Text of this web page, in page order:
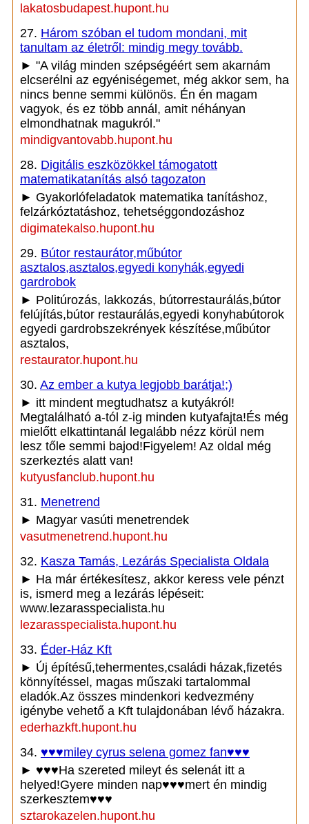
lakatosbudapest.hupont.hu
27. Három szóban el tudom mondani, mit
tanultam az életről: mindig megy tovább.
► "A világ minden szépségéért sem akarnám
elcserélni az egyéniségemet, még akkor sem, ha
nincs benne semmi különös. Én én magam
vagyok, és ez több annál, amit néhányan
elmondhatnak magukról."
mindigvantovabb.hupont.hu
28. Digitális eszközökkel támogatott
matematikatanítás alsó tagozaton
► Gyakorlófeladatok matematika tanításhoz,
felzárkóztatáshoz, tehetséggondozáshoz
digimatekalso.hupont.hu
29. Bútor restaurátor,műbútor
asztalos,asztalos,egyedi konyhák,egyedi
gardrobok
► Politúrozás, lakkozás, bútorrestaurálás,bútor
felújítás,bútor restaurálás,egyedi konyhabútorok
egyedi gardrobszekrények készítése,műbútor
asztalos,
restaurator.hupont.hu
30. Az ember a kutya legjobb barátja!;)
► itt mindent megtudhatsz a kutyákról!
Megtalálható a-tól z-ig minden kutyafajta!És még
mielőtt elkattintanál legalább nézz körül nem
lesz tőle semmi bajod!Figyelem! Az oldal még
szerkeztés alatt van!
kutyusfanclub.hupont.hu
31. Menetrend
► Magyar vasúti menetrendek
vasutmenetrend.hupont.hu
32. Kasza Tamás, Lezárás Specialista Oldala
► Ha már értékesítesz, akkor keress vele pénzt
is, ismerd meg a lezárás lépéseit:
www.lezarasspecialista.hu
lezarasspecialista.hupont.hu
33. Éder-Ház Kft
► Új építésű,tehermentes,családi házak,fizetés
könnyítéssel, magas műszaki tartalommal
eladók.Az összes mindenkori kedvezmény
igénybe vehető a Kft tulajdonában lévő házakra.
ederhazkft.hupont.hu
34. ♥♥♥miley cyrus selena gomez fan♥♥♥
► ♥♥♥Ha szereted mileyt és selenát itt a
helyed!Gyere minden nap♥♥♥mert én mindig
szerkesztem♥♥♥
sztarokazelen.hupont.hu